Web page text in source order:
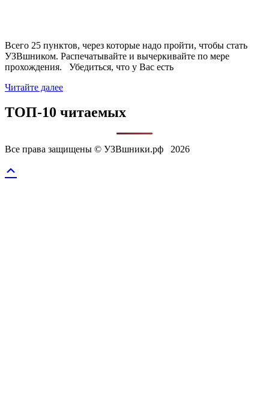
Всего 25 пунктов, через которые надо пройти, чтобы стать
УЗВшником. Распечатывайте и вычеркивайте по мере
прохождения. Убедиться, что у Вас есть
Читайте далее
ТОП-10 читаемых
Все права защищены © УЗВшники.рф 2026